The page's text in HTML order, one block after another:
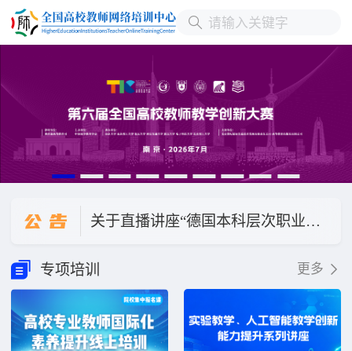
公 告
关于直播讲座“德国本科层次职业教育人才培养模式与我国职业本科教育发展”延期的公告
关于“数字化转型背景下本科教学质量评价体系的迭代升级与创新实践”直播讲座改期公告
专项培训 更多